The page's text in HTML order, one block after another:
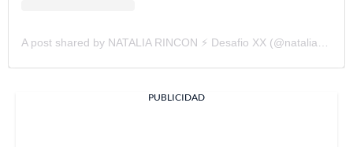
PUBLICIDAD